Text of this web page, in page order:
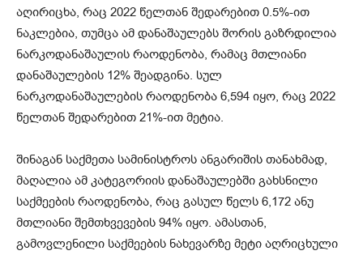
აღირიცხა, რაც 2022 წელთან შედარებით 0.5%-ით
ნაკლებია, თუმცა ამ დანაშაულებს შორის გაზრდილია
ნარკოდანაშაულის რაოდენობა, რამაც მთლიანი
დანაშაულების 12% შეადგინა. სულ
ნარკოდანაშაულების რაოდენობა 6,594 იყო, რაც 2022
წელთან შედარებით 21%-ით მეტია.
შინაგან საქმეთა სამინისტროს ანგარიშის თანახმად,
მაღალია ამ კატეგორიის დანაშაულებში გახსნილი
საქმეების რაოდენობა, რაც გასულ წელს 6,172 ანუ
მთლიანი შემთხვევების 94% იყო. ამასთან,
გამოვლენილი საქმეების ნახევარზე მეტი აღრიცხული